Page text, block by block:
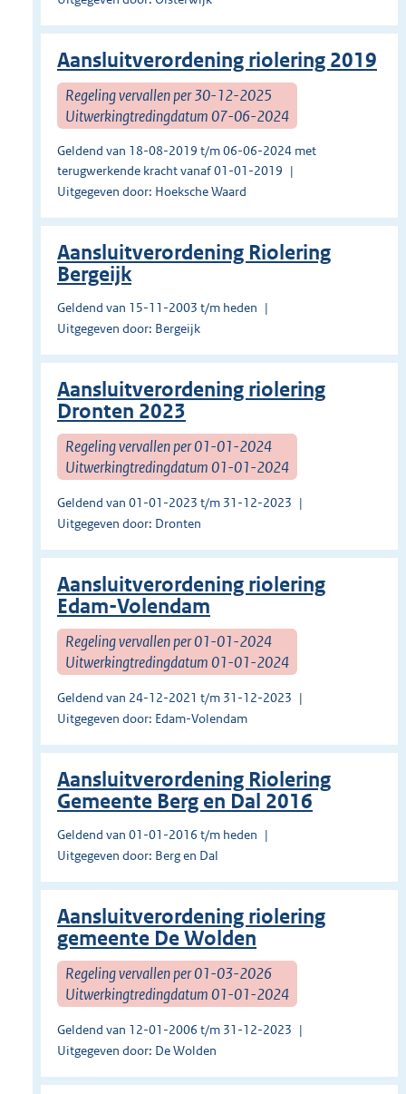
Aansluitverordening riolering 2019
Regeling vervallen per 30-12-2025
Uitwerkingtredingdatum 07-06-2024
Geldend van 18-08-2019 t/m 06-06-2024 met
terugwerkende kracht vanaf 01-01-2019
Uitgegeven door: Hoeksche Waard
Aansluitverordening Riolering
Bergeijk
Geldend van 15-11-2003 t/m heden
Uitgegeven door: Bergeijk
Aansluitverordening riolering
Dronten 2023
Regeling vervallen per 01-01-2024
Uitwerkingtredingdatum 01-01-2024
Geldend van 01-01-2023 t/m 31-12-2023
Uitgegeven door: Dronten
Aansluitverordening riolering
Edam-Volendam
Regeling vervallen per 01-01-2024
Uitwerkingtredingdatum 01-01-2024
Geldend van 24-12-2021 t/m 31-12-2023
Uitgegeven door: Edam-Volendam
Aansluitverordening Riolering
Gemeente Berg en Dal 2016
Geldend van 01-01-2016 t/m heden
Uitgegeven door: Berg en Dal
Aansluitverordening riolering
gemeente De Wolden
Regeling vervallen per 01-03-2026
Uitwerkingtredingdatum 01-01-2024
Geldend van 12-01-2006 t/m 31-12-2023
Uitgegeven door: De Wolden